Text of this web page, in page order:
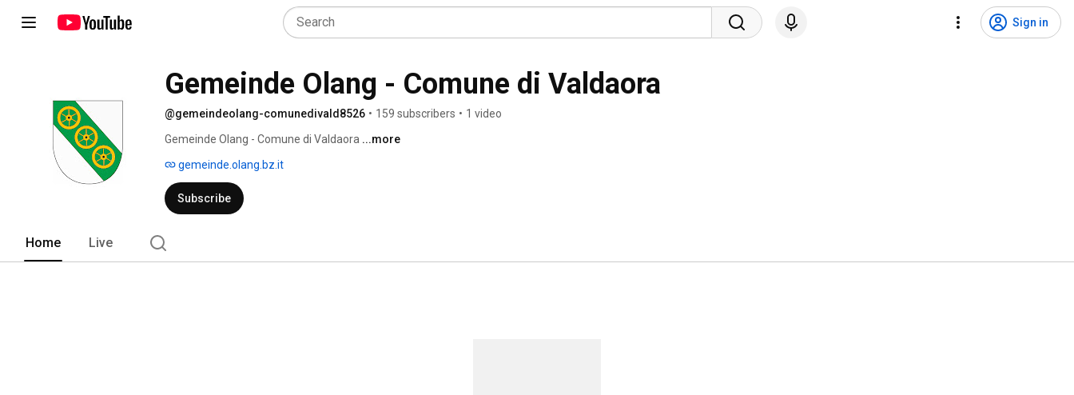
Sign in
Gemeinde Olang - Comune di Valdaora
@gemeindeolang-comunedivald8526 • 159 subscribers • 1 video
Gemeinde Olang - Comune di Valdaora ...more
gemeinde.olang.bz.it
Subscribe
Home Live